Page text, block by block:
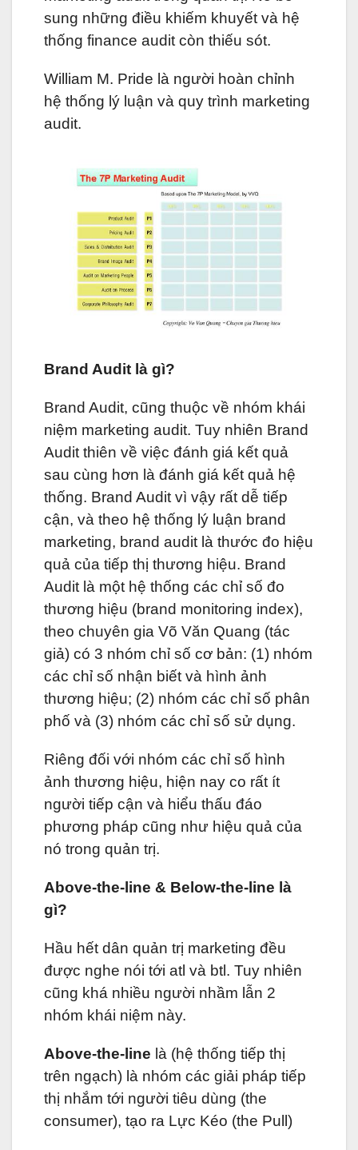
sung những điều khiếm khuyết và hệ
thống finance audit còn thiếu sót.
William M. Pride là người hoàn chỉnh
hệ thống lý luận và quy trình marketing
audit.
Brand Audit là gì?
Brand Audit, cũng thuộc về nhóm khái
niệm marketing audit. Tuy nhiên Brand
Audit thiên về việc đánh giá kết quả
sau cùng hơn là đánh giá kết quả hệ
thống. Brand Audit vì vậy rất dễ tiếp
cận, và theo hệ thống lý luận brand
marketing, brand audit là thước đo hiệu
quả của tiếp thị thương hiệu. Brand
Audit là một hệ thống các chỉ số đo
thương hiệu (brand monitoring index),
theo chuyên gia Võ Văn Quang (tác
giả) có 3 nhóm chỉ số cơ bản: (1) nhóm
các chỉ số nhận biết và hình ảnh
thương hiệu; (2) nhóm các chỉ số phân
phố và (3) nhóm các chỉ số sử dụng.
Riêng đối với nhóm các chỉ số hình
ảnh thương hiệu, hiện nay co rất ít
người tiếp cận và hiểu thấu đáo
phương pháp cũng như hiệu quả của
nó trong quản trị.
Above-the-line & Below-the-line là
gì?
Hầu hết dân quản trị marketing đều
được nghe nói tới atl và btl. Tuy nhiên
cũng khá nhiều người nhầm lẫn 2
nhóm khái niệm này.
Above-the-line là (hệ thống tiếp thị
trên ngạch) là nhóm các giải pháp tiếp
thị nhắm tới người tiêu dùng (the
consumer), tạo ra Lực Kéo (the Pull)